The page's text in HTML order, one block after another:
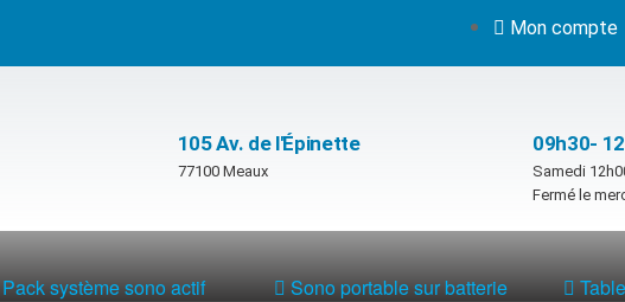
Mon compte
105 Av. de l'Épinette
77100 Meaux
09h30-
Samedi
Fermé le
Pack système sono actif
Sono portable sur batterie